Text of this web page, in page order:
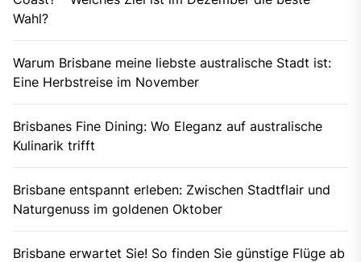
Wahl?
Warum Brisbane meine liebste australische Stadt ist:
Eine Herbstreise im November
Brisbanes Fine Dining: Wo Eleganz auf australische
Kulinarik trifft
Brisbane entspannt erleben: Zwischen Stadtflair und
Naturgenuss im goldenen Oktober
Brisbane erwartet Sie! So finden Sie günstige Flüge ab